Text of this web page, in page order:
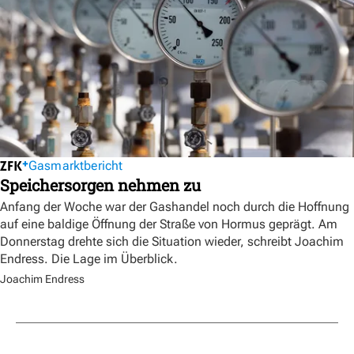
Gasmarktbericht
Speichersorgen nehmen zu
Anfang der Woche war der Gashandel noch durch die Hoffnung
auf eine baldige Öffnung der Straße von Hormus geprägt. Am
Donnerstag drehte sich die Situation wieder, schreibt Joachim
Endress. Die Lage im Überblick.
Joachim Endress